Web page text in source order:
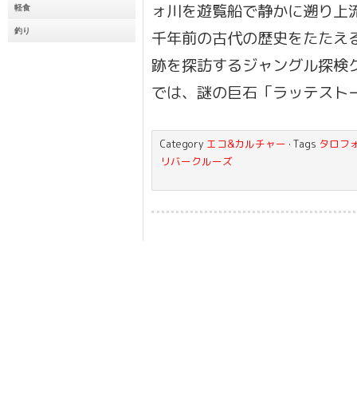
軽食
釣り
ォ川を遊覧船で静かに遡り上
千年前の古代の歴史をたたえ
跡を探訪するジャングル探検
では、謎の巨石「ラッテス
Category エコ&カルチャー · Tags タロフ
リバークルーズ